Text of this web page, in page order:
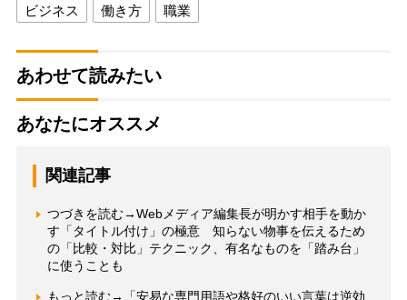
ビジネス 働き方 職業
あわせて読みたい
あなたにオススメ
関連記事
つづきを読む→Webメディア編集長が明かす相手を動か
す「タイトル付け」の極意 知らない物事を伝えるため
の「比較・対比」テクニック、有名なものを「踏み台」
に使うことも
もっと読む→「安易な専門用語や格好のいい言葉は逆効